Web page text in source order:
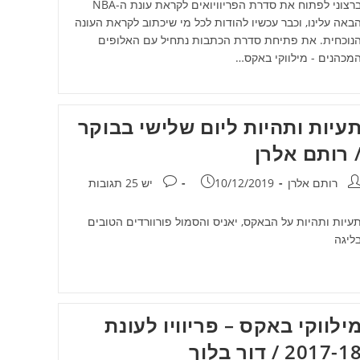
ברצוני לפתוח את סדרת הפריוויואים לקראת עונת ה-NBA
עלינו, וכבר עכשיו להודות לכל מי שיכתוב לקראת העונה
את פתיחת סדרת הכתבות נתחיל עם האלופים
- מילווקי באקס…
ותהיות ליום שלישי בבוקר
רותם אלרן
רותם אלרן פורסם:
10/12/2019 תגובות:
יש 25 תגובות
ותהיות על הבאקס, יאניס והסמול פורוורדים הטובים
באקס – פריוויו לעונת
18 / דור בלוך